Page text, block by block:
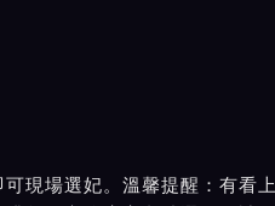
現場選妃。溫馨提醒：有看上